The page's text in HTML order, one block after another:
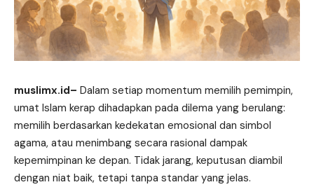
muslimx.id– Dalam setiap momentum memilih pemimpin,
umat Islam kerap dihadapkan pada dilema yang berulang:
memilih berdasarkan kedekatan emosional dan simbol
agama, atau menimbang secara rasional dampak
kepemimpinan ke depan. Tidak jarang, keputusan diambil
dengan niat baik, tetapi tanpa standar yang jelas.